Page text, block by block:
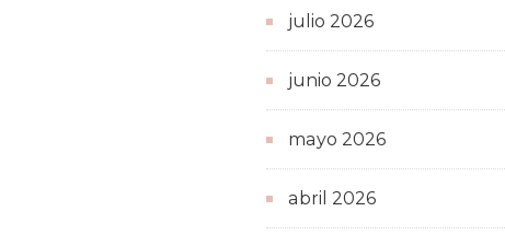
julio 2026
junio 2026
mayo 2026
abril 2026